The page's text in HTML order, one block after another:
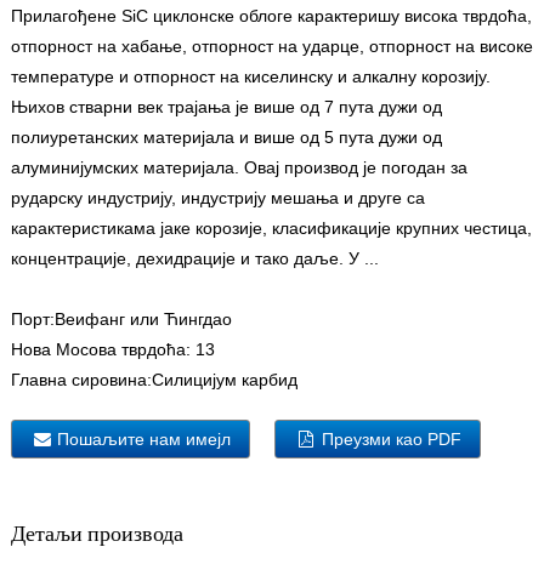
Прилагођене SiC циклонске облоге карактеришу висока тврдоћа,
отпорност на хабање, отпорност на ударце, отпорност на високе
температуре и отпорност на киселинску и алкалну корозију.
Њихов стварни век трајања је више од 7 пута дужи од
полиуретанских материјала и више од 5 пута дужи од
алуминијумских материјала. Овај производ је погодан за
рударску индустрију, индустрију мешања и друге са
карактеристикама јаке корозије, класификације крупних честица,
концентрације, дехидрације и тако даље. У ...
Порт:Веифанг или Ћингдао
Нова Мосова тврдоћа: 13
Главна сировина:Силицијум карбид
Пошаљите нам имејл Преузми као PDF
Детаљи производа